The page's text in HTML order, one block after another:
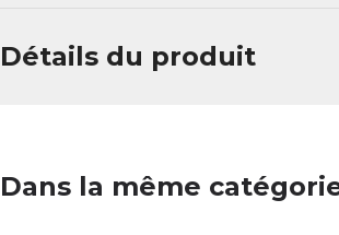
Détails du produit
Dans la même